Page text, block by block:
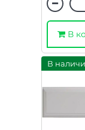
В
В